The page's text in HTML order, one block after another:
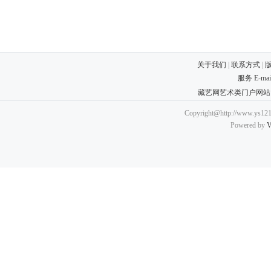
关于我们 联系方式
服务 E-
藏艺网艺术类门户网
Copyright@http://
Powered by